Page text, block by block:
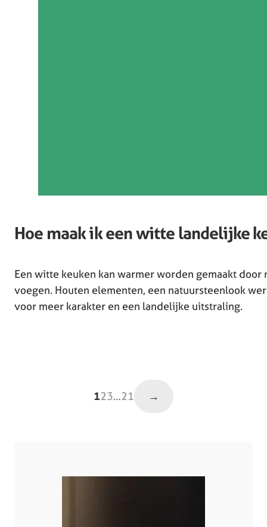
Hoe maak ik een witte landelijke
Een witte keuken kan warmer worden gemaakt
voegen. Houten elementen, een natuursteenlook
voor meer karakter en een landelijke uitstraling.
123…21 →